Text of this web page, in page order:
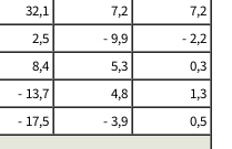
32,1 7,2
7,2
2,5 - 9,9
- 2,2
8,4 5,3
0,3
- 13,7 4,8
1,3
- 17,5 - 3,9
0,5